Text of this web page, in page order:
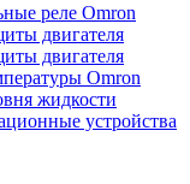
реле Omron
двигателя
двигателя
Omron
жидкости
устройства